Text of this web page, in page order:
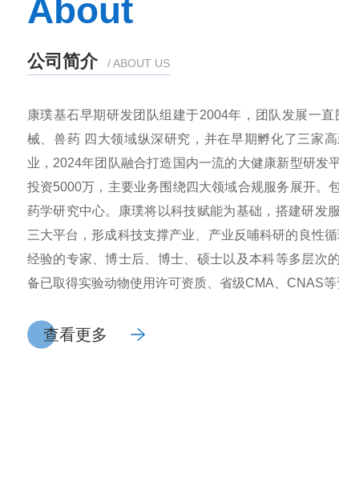
About
公司简介 / ABOUT US
康璞基石早期研发团队组建于2004年，团队发展一
械、兽药 四大领域纵深研究，并在早期孵化了三家
业，2024年团队融合打造国内一流的大健康新型研发
投资5000万，主要业务围绕四大领域合规服务展开。
药学研究中心。康璞将以科技赋能为基础，搭建研发
三大平台，形成科技支撑产业、产业反哺科研的良性
经验的专家、博士后、博士、硕士以及本科等多层次
备已取得实验动物使用许可资质、省级CMA、CNAS
查看更多